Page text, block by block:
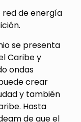
red de energía
se presenta
Caribe y
ondas
crear
y también
Hasta
de que el